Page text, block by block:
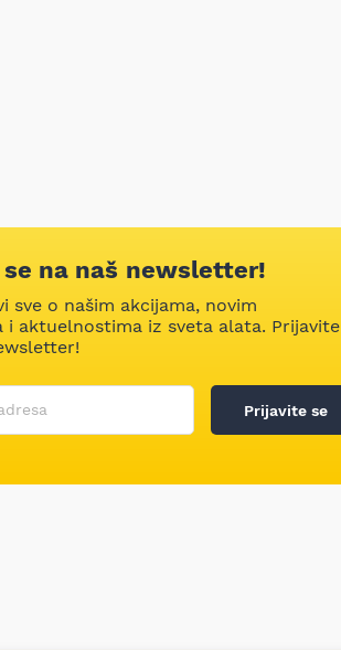
na naš newsletter!
sve o našim akcijama, novim
i aktuelnostima iz sveta alata. Prijavite
Prijavite se